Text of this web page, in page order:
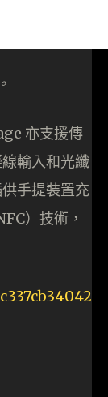
亦支援傳
輸入和光纖
手提裝置充
）技術，